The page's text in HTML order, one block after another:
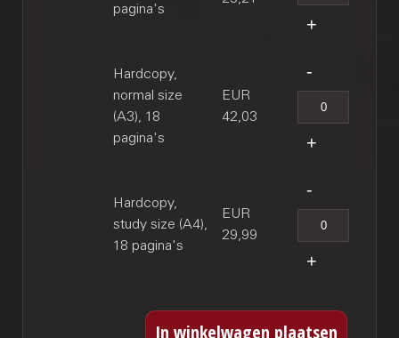
pagina's
Hardcopy,
normal size
(A3), 18
pagina's
EUR
42,03
Hardcopy,
study size (A4),
18 pagina's
EUR
29,99